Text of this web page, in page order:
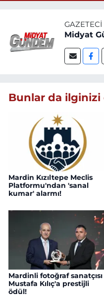
GAZETECI
Midyat
Bunlar da
Mardin Kızıltepe Meclis
Platformu'ndan 'sanal
kumar' alarmı!
Mardinli fotoğraf sanatçısı
Mustafa Kılıç'a prestijli
ödül!